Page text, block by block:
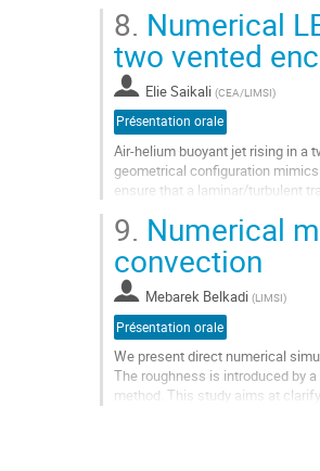
à
la
page
de
la
contribution
8. Numerical
two vented
Elie Saikali (CEA/LIMSI)
Présentation orale
​Air-helium buoyant jet rising in a
geometrical configuration
ensure that a laminar/turbulent
Aller
à
la
page
de
la
contribution
9. Numerical
convection
Mebarek Belkadi (LIMSI)
Présentation orale
We present direct numerical
The roughness is introduced by
method. This study aims at